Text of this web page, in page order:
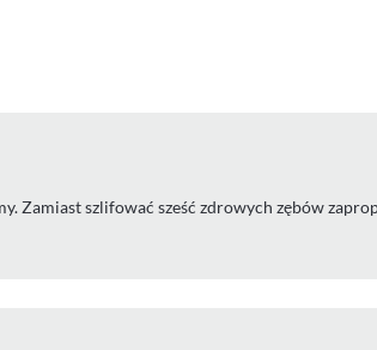
Zamiast szlifować sześć zdrowych zębów